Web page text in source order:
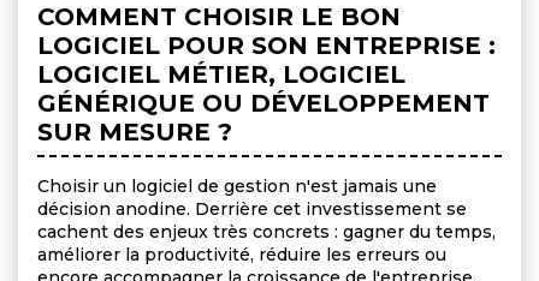
COMMENT CHOISIR LE BON
LOGICIEL POUR SON ENTREPRISE :
LOGICIEL MÉTIER, LOGICIEL
GÉNÉRIQUE OU DÉVELOPPEMENT
SUR MESURE ?
Choisir un logiciel de gestion n'est jamais une
décision anodine. Derrière cet investissement se
cachent des enjeux très concrets : gagner du temps,
améliorer la productivité, réduire les erreurs ou